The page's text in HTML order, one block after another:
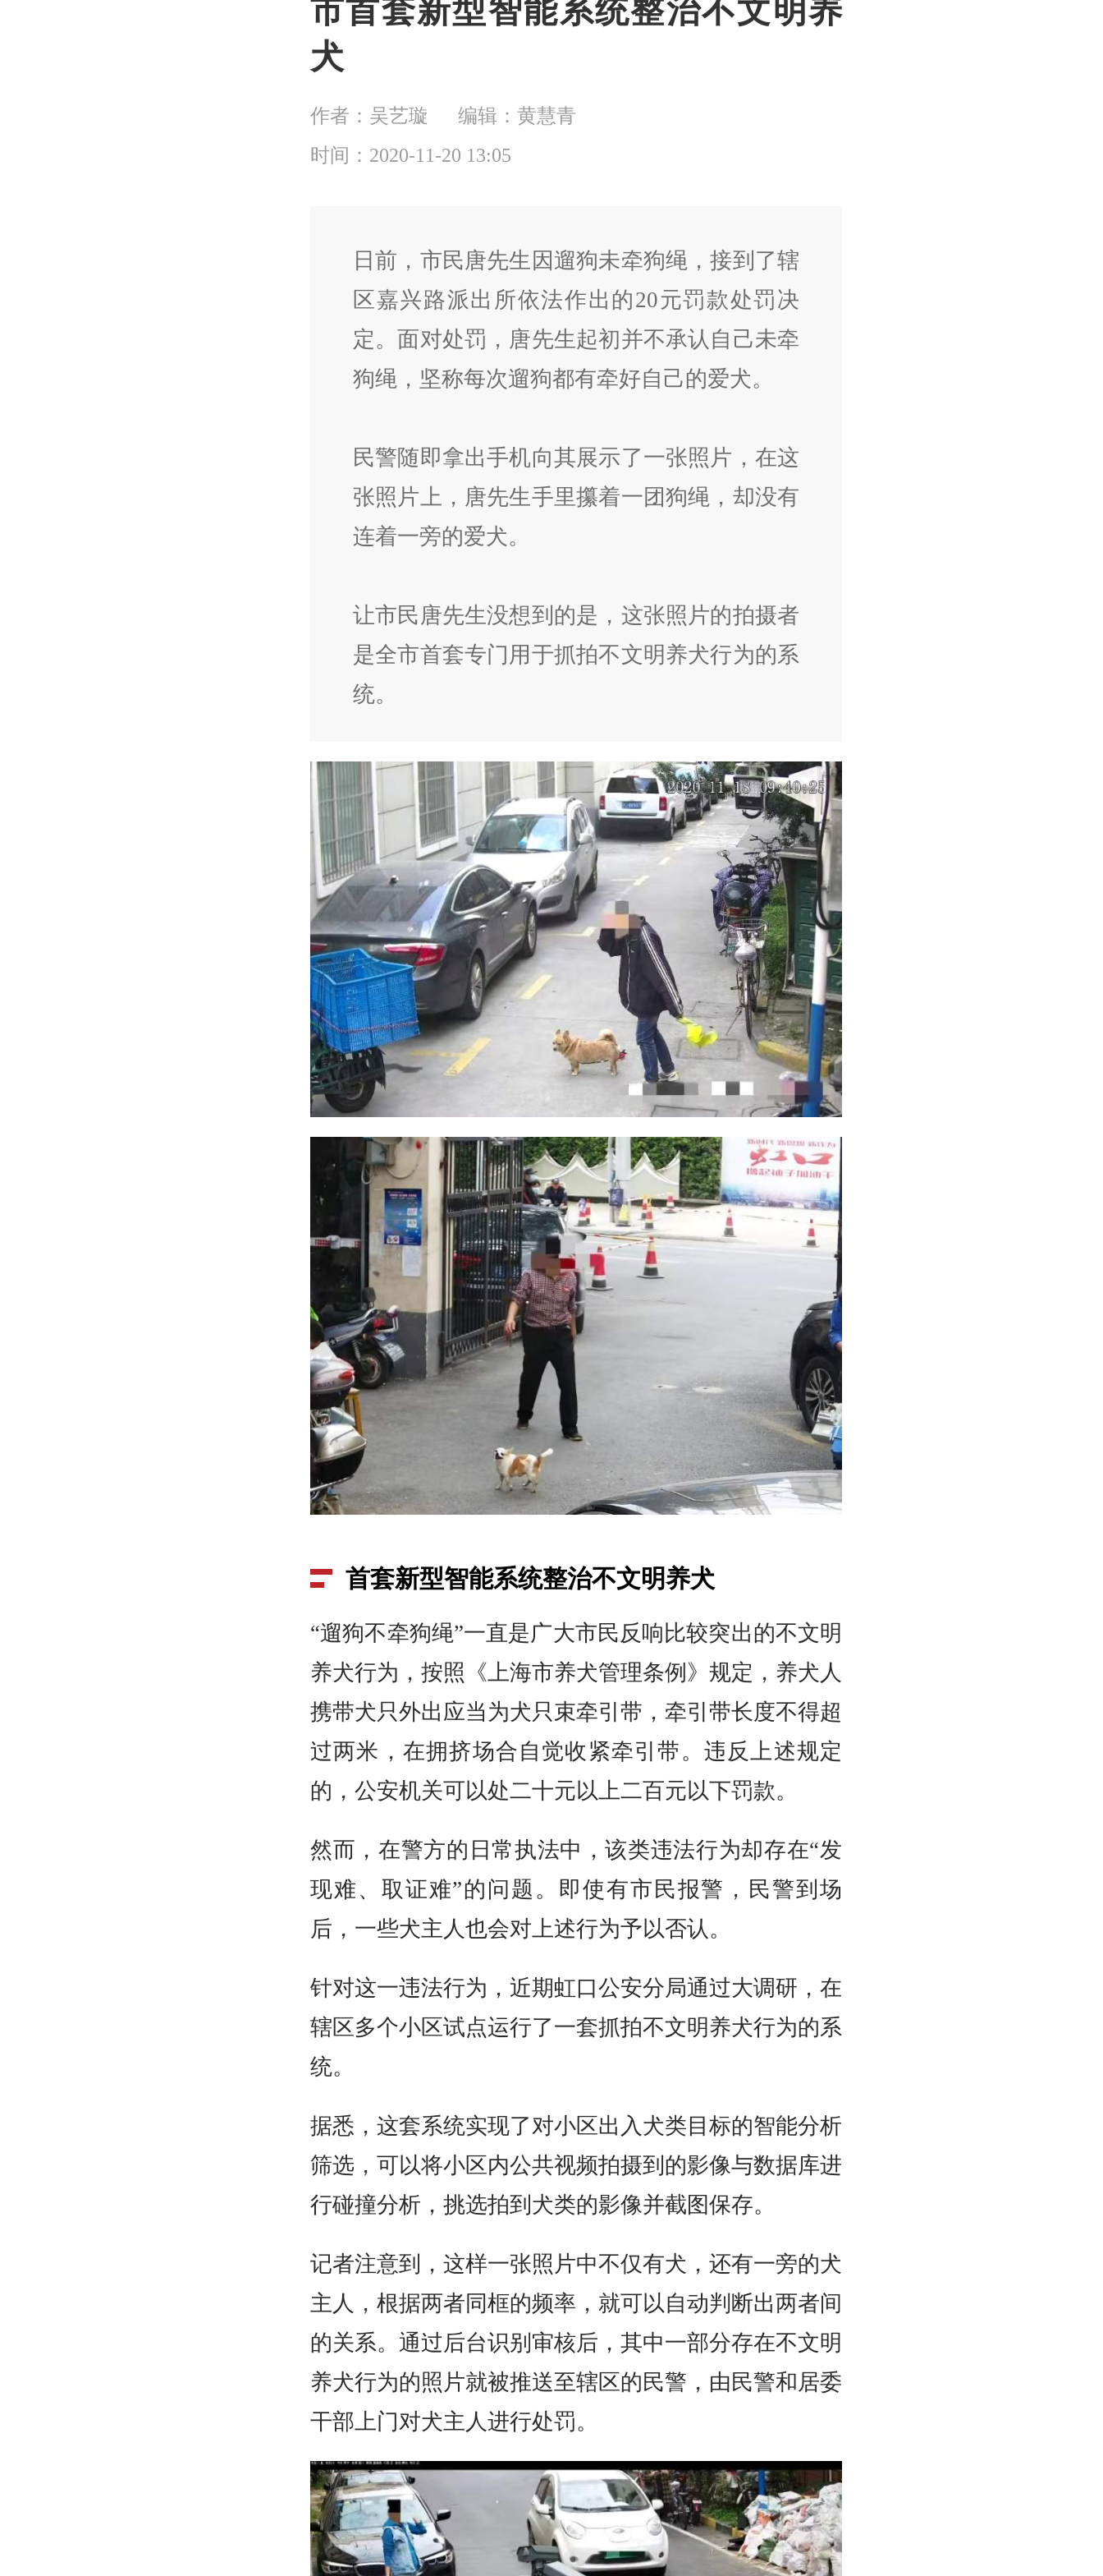
市首套新型智能系统整治不文明养
犬
作者：吴艺璇
编辑：黄慧青
时间：2020-11-20 13:05
日前，市民唐先生因遛狗未牵狗绳，接到了辖
区嘉兴路派出所依法作出的20元罚款处罚决
定。面对处罚，唐先生起初并不承认自己未牵
狗绳，坚称每次遛狗都有牵好自己的爱犬。
民警随即拿出手机向其展示了一张照片，在这
张照片上，唐先生手里攥着一团狗绳，却没有
连着一旁的爱犬。
让市民唐先生没想到的是，这张照片的拍摄者
是全市首套专门用于抓拍不文明养犬行为的系
统。
首套新型智能系统整治不文明养犬
“遛狗不牵狗绳”一直是广大市民反响比较突出的不文明
养犬行为，按照《上海市养犬管理条例》规定，养犬人
携带犬只外出应当为犬只束牵引带，牵引带长度不得超
过两米，在拥挤场合自觉收紧牵引带。违反上述规定
的，公安机关可以处二十元以上二百元以下罚款。
然而，在警方的日常执法中，该类违法行为却存在“发
现难、取证难”的问题。即使有市民报警，民警到场
后，一些犬主人也会对上述行为予以否认。
针对这一违法行为，近期虹口公安分局通过大调研，在
辖区多个小区试点运行了一套抓拍不文明养犬行为的系
统。
据悉，这套系统实现了对小区出入犬类目标的智能分析
筛选，可以将小区内公共视频拍摄到的影像与数据库进
行碰撞分析，挑选拍到犬类的影像并截图保存。
记者注意到，这样一张照片中不仅有犬，还有一旁的犬
主人，根据两者同框的频率，就可以自动判断出两者间
的关系。通过后台识别审核后，其中一部分存在不文明
养犬行为的照片就被推送至辖区的民警，由民警和居委
干部上门对犬主人进行处罚。